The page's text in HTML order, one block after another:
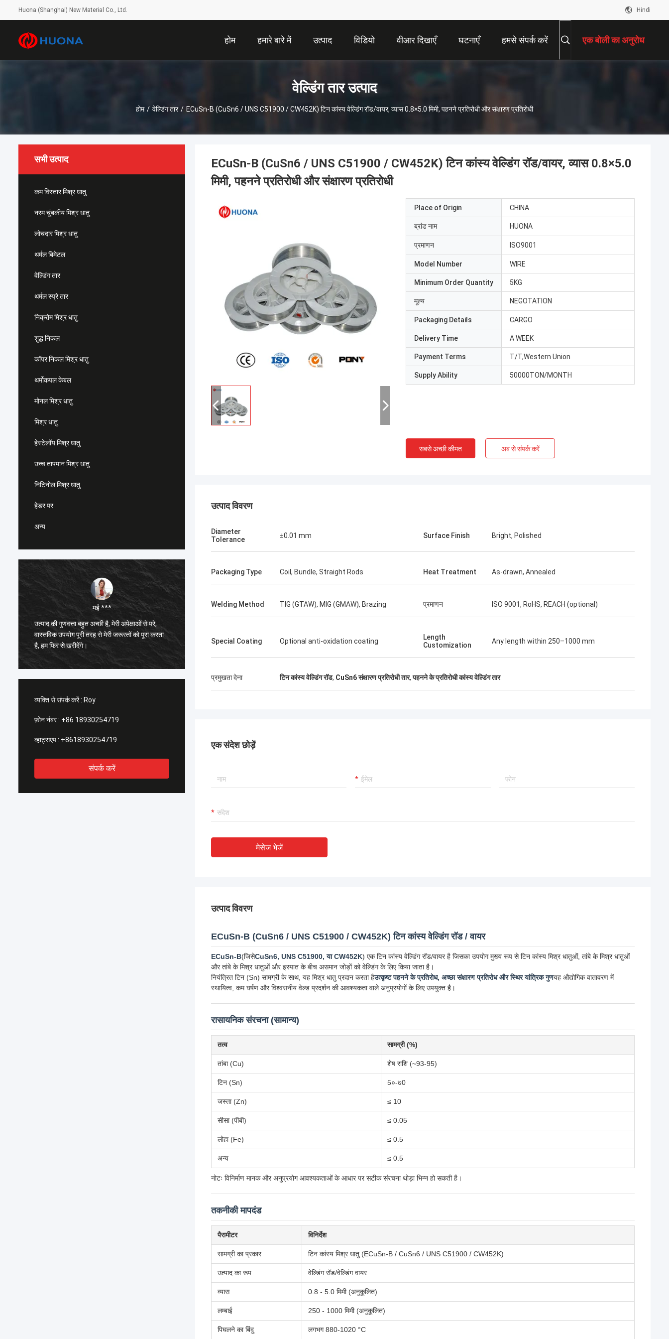
Huona (Shanghai) New Material Co., Ltd. Hindi
होम हमारे बारे में उत्पाद विडियो वीआर दिखाएँ घटनाएँ हमसे संपर्क करें एक बोली का अनुरोध
वेल्डिंग तार उत्पाद
होम / वेल्डिंग तार / ECuSn-B (CuSn6 / UNS C51900 / CW452K) टिन कांस्य वेल्डिंग रॉड/वायर, व्यास 0.8×5.0 मिमी, पहनने प्रतिरोधी और संक्षारण प्रतिरोधी
सभी उत्पाद
कम विस्तार मिश्र धातु
नरम चुंबकीय मिश्र धातु
लोचदार मिश्र धातु
थर्मल बिमेटल
वेल्डिंग तार
थर्मल स्प्रे तार
निक्रोम मिश्र धातु
शुद्ध निकल
कॉपर निकल मिश्र धातु
थर्मोकपल केबल
मोनल मिश्र धातु
मिश्र धातु
हेस्टेलॉय मिश्र धातु
उच्च तापमान मिश्र धातु
निटिनोल मिश्र धातु
हेडर पर
अन्य
मई ***
उत्पाद की गुणवत्ता बहुत अच्छी है, मेरी अपेक्षाओं से परे,
वास्तविक उपयोग पूरी तरह से मेरी जरूरतों को पूरा करता
है, हम फिर से खरीदेंगे।
मैथ्यू ***
अच्छी है।
अच्छी उत्पाद गुणवत्ता, अच्छी कीमत - हम संतुष्ट हैं।
व्यक्ति से संपर्क करें : Roy
फ़ोन नंबर : +86 18930254719
व्हाट्सएप : +8618930254719
संपर्क करें
ECuSn-B (CuSn6 / UNS C51900 / CW452K) टिन कांस्य वेल्डिंग रॉड/वायर, व्यास 0.8×5.0
मिमी, पहनने प्रतिरोधी और संक्षारण प्रतिरोधी
Place of Origin CHINA
ब्रांड नाम HUONA
प्रमाणन ISO9001
Model Number WIRE
Minimum Order Quantity 5KG
मूल्य NEGOTATION
Packaging Details CARGO
Delivery Time A WEEK
Payment Terms T/T,Western Union
Supply Ability 50000TON/MONTH
सबसे अच्छी कीमत अब से संपर्क करें
उत्पाद विवरण
Diameter
Tolerance
±0.01 mm Surface Finish Bright, Polished
Packaging Type Coil, Bundle, Straight Rods Heat Treatment As-drawn, Annealed
Welding Method TIG (GTAW), MIG (GMAW), Brazing प्रमाणन ISO 9001, RoHS, REACH (optional)
Special Coating Optional anti-oxidation coating
Length
Customization
Any length within 250–1000 mm
प्रमुखता देना टिन कांस्य वेल्डिंग रॉड, CuSn6 संक्षारण प्रतिरोधी तार,पहनने के प्रतिरोधी कांस्य वेल्डिंग तार
एक संदेश छोड़ें
मेसेज भेजें
उत्पाद विवरण
ECuSn-B (CuSn6 / UNS C51900 / CW452K) टिन कांस्य वेल्डिंग रॉड / वायर
ECuSn-B(जिसेCuSn6, UNS C51900, या CW452K) एक टिन कांस्य वेल्डिंग रॉड/वायर है जिसका उपयोग मुख्य रूप से टिन कांस्य मिश्र धातुओं, तांबे के मिश्र धातुओं
और तांबे के मिश्र धातुओं और इस्पात के बीच असमान जोड़ों को वेल्डिंग के लिए किया जाता है।
नियंत्रित टिन (Sn) सामग्री के साथ, यह मिश्र धातु प्रदान करता हैउत्कृष्ट पहनने के प्रतिरोध, अच्छा संक्षारण प्रतिरोध और स्थिर यांत्रिक गुणयह औद्योगिक वातावरण में
स्थायित्व, कम घर्षण और विश्वसनीय वेल्ड प्रदर्शन की आवश्यकता वाले अनुप्रयोगों के लिए उपयुक्त है।
रासायनिक संरचना (सामान्य)
तत्व सामग्री (%)
तांबा (Cu) शेष राशि (~93-95)
टिन (Sn) 5०-७0
जस्ता (Zn) ≤ 10
सीसा (पीबी) ≤ 0.05
लोहा (Fe) ≤ 0.5
अन्य ≤ 0.5
नोटः विनिर्माण मानक और अनुप्रयोग आवश्यकताओं के आधार पर सटीक संरचना थोड़ा भिन्न हो सकती है।
तकनीकी मापदंड
पैरामीटर विनिर्देश
सामग्री का प्रकार टिन कांस्य मिश्र धातु (ECuSn-B / CuSn6 / UNS C51900 / CW452K)
उत्पाद का रूप वेल्डिंग रॉड/वेल्डिंग वायर
व्यास 0.8 - 5.0 मिमी (अनुकूलित)
लम्बाई 250 - 1000 मिमी (अनुकूलित)
पिघलने का बिंदु लगभग 880-1020 °C